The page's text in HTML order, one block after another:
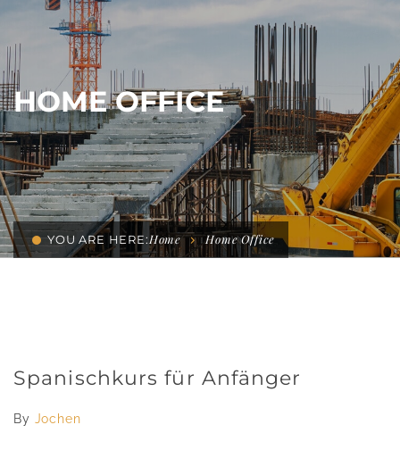
HOME OFFICE
YOU ARE HERE:Home Home Office
Spanischkurs für Anfänger
By Jochen